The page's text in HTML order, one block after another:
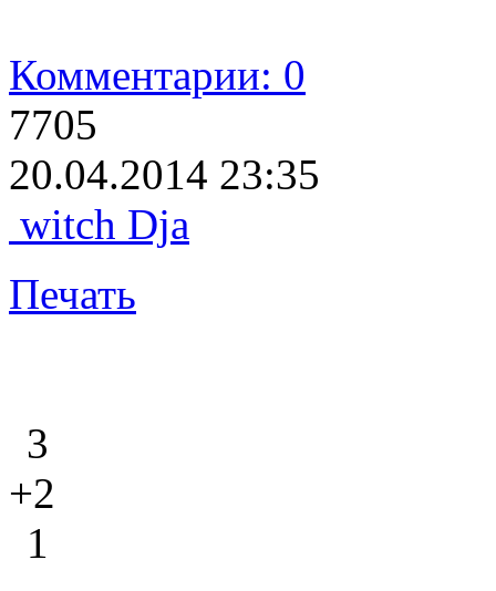
Комментарии: 0
7705
20.04.2014 23:35
witch Dja
Печать
3
+2
1